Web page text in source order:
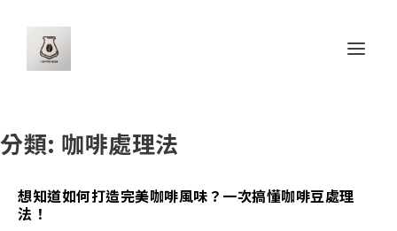
分類: 咖啡處理法
想知道如何打造完美咖啡風味？一次搞懂咖啡豆處理
法！